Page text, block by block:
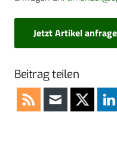
Jetzt Artikel
Beitrag teilen